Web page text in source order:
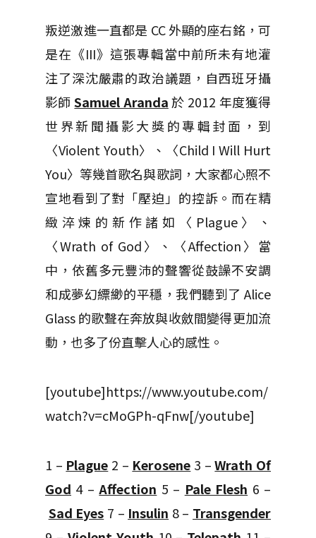
叛逆激進一直都是 CC 外顯的座右銘，可
是在《III》這張專輯當中前所未有地灌
注了深沈嚴肅的政治議題，自西班牙攝
影師Samuel Aranda於 2012 年度獲得
世界新聞攝影大獎的專輯封面，到
〈Violent Youth〉、〈Child I Will Hurt
You〉等幾首歌名與歌詞，大家都心照不
宣地看到了對「壓迫」的控訴。而在精
緻淬煉的新作諸如〈Plague〉、
〈Wrath of God〉、〈Affection〉當
中，依舊多元豐沛的聲響從鼓譟不安調
和成夢幻縹緲的平穩，我們聽到了 Alice
Glass 的歌聲在奔放與收斂間變得更加流
動，也多了份直擊人心的感性。
[youtube]https://www.youtube.com/
watch?v=cMoGPh-qFnw[/youtube]
1 – Plague 2 – Kerosene 3 –Wrath Of
God 4 –Affection 5 – Pale Flesh 6 –
Sad Eyes 7 – Insulin 8 – Transgender